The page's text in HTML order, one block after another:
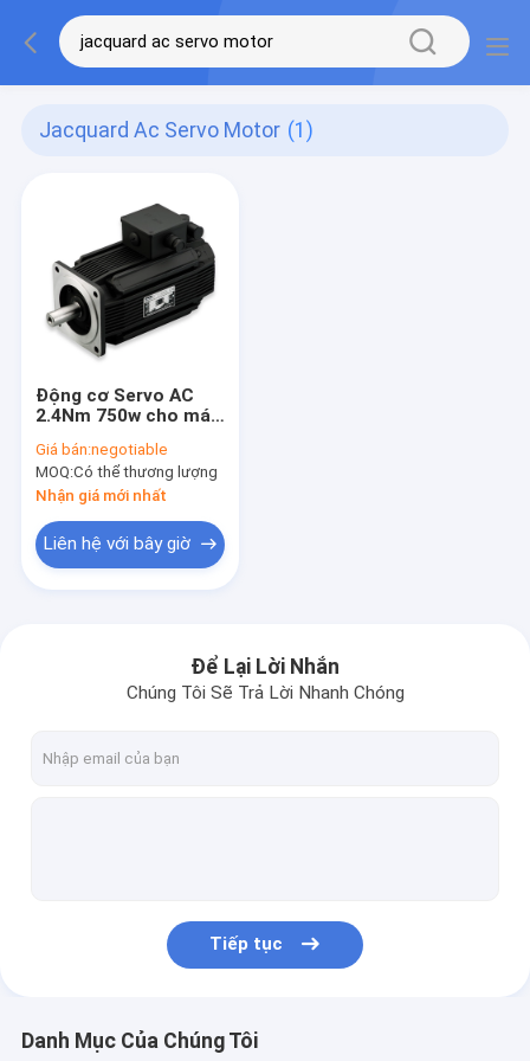
Jacquard Ac Servo Motor (1)
Động cơ Servo AC
2.4Nm 750w cho máy
Giá bán:negotiable
MOQ:Có thể thương lượng
Nhận giá mới nhất
Liên hệ với bây giờ
Để Lại Lời Nhắn
Chúng Tôi Sẽ Trả Lời Nhanh Chóng
Tiếp tục
Danh Mục Của Chúng Tôi